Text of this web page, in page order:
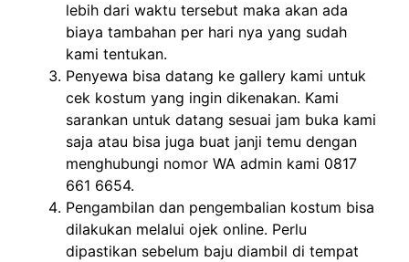
lebih dari waktu tersebut maka akan ada
biaya tambahan per hari nya yang sudah
kami tentukan.
Penyewa bisa datang ke gallery kami untuk
cek kostum yang ingin dikenakan. Kami
sarankan untuk datang sesuai jam buka kami
saja atau bisa juga buat janji temu dengan
menghubungi nomor WA admin kami 0817
661 6654.
Pengambilan dan pengembalian kostum bisa
dilakukan melalui ojek online. Perlu
dipastikan sebelum baju diambil di tempat